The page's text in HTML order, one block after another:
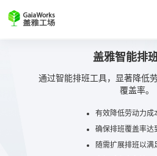
盖雅智能排
通过智能排班工具，显著降低
覆盖率。
有效降低劳动力成
确保排班覆盖率达
随需扩展排班以满